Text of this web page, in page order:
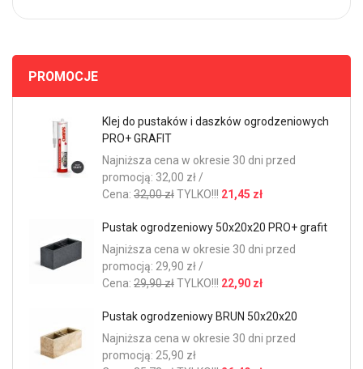
PROMOCJE
Klej do pustaków i daszków ogrodzeniowych
PRO+ GRAFIT
Najniższa cena w okresie 30 dni przed
promocją: 32,00 zł /
Cena: 32,00 złTYLKO!!! 21,45 zł
Pustak ogrodzeniowy 50x20x20 PRO+ grafit
Najniższa cena w okresie 30 dni przed
promocją: 29,90 zł /
Cena: 29,90 złTYLKO!!! 22,90 zł
Pustak ogrodzeniowy BRUN 50x20x20
Najniższa cena w okresie 30 dni przed
promocją: 25,90 zł